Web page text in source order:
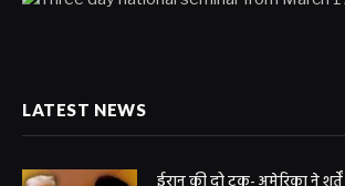
LATEST NEWS